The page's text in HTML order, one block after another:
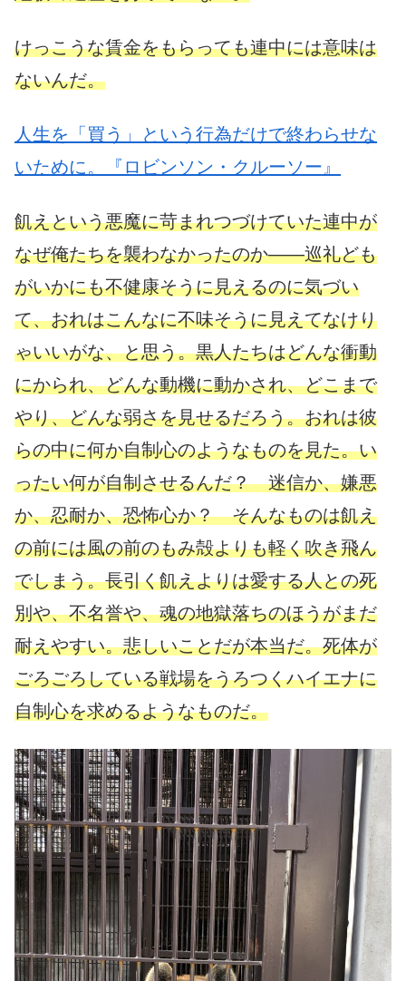
けっこうな賃金をもらっても連中には意味は
ないんだ。
人生を「買う」という行為だけで終わらせな
いために。『ロビンソン・クルーソー』
飢えという悪魔に苛まれつづけていた連中が
なぜ俺たちを襲わなかったのか——巡礼ども
がいかにも不健康そうに見えるのに気づい
て、おれはこんなに不味そうに見えてなけり
ゃいいがな、と思う。黒人たちはどんな衝動
にかられ、どんな動機に動かされ、どこまで
やり、どんな弱さを見せるだろう。おれは彼
らの中に何か自制心のようなものを見た。い
ったい何が自制させるんだ？ 迷信か、嫌悪
か、忍耐か、恐怖心か？ そんなものは飢え
の前には風の前のもみ殻よりも軽く吹き飛ん
でしまう。長引く飢えよりは愛する人との死
別や、不名誉や、魂の地獄落ちのほうがまだ
耐えやすい。悲しいことだが本当だ。死体が
ごろごろしている戦場をうろつくハイエナに
自制心を求めるようなものだ。